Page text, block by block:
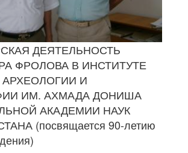
ДЕЯТЕЛЬНОСТЬ
ФРОЛОВА В ИНСТИТУТЕ
И
ИМ. АХМАДА ДОНИША
АКАДЕМИИ НАУК
(посвящается 90-летию